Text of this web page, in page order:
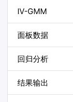
IV-GMM
面板数据
回归分析
结果输出